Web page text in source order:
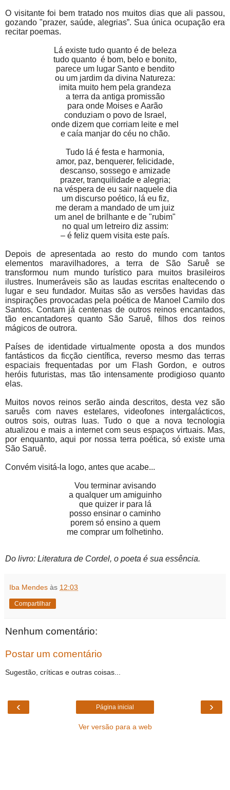
O visitante foi bem tratado nos muitos dias que ali passou,
gozando "prazer, saúde, alegrias”. Sua única ocupação era
recitar poemas.
Lá existe tudo quanto é de beleza
tudo quanto é bom, belo e bonito,
parece um lugar Santo e bendito
ou um jardim da divina Natureza:
imita muito hem pela grandeza
a terra da antiga promissão
para onde Moises e Aarão
conduziam o povo de Israel,
onde dizem que corriam leite e mel
e caía manjar do céu no chão.
Tudo lá é festa e harmonia,
amor, paz, benquerer, felicidade,
descanso, sossego e amizade
prazer, tranquilidade e alegria;
na véspera de eu sair naquele dia
um discurso poético, lá eu fiz,
me deram a mandado de um juiz
um anel de brilhante e de "rubim"
no qual um letreiro diz assim:
– é feliz quem visita este país.
Depois de apresentada ao resto do mundo com tantos
elementos maravilhadores, a terra de São Saruê se
transformou num mundo turístico para muitos brasileiros
ilustres. Inu­meráveis são as laudas escritas enaltecendo o
lugar e seu fun­dador. Muitas são as versões havidas das
inspirações provocadas pela poética de Manoel Camilo dos
Santos. Contam já centenas de outros reinos encantados,
tão encantadores quanto São Saruê, fi­lhos dos reinos
mágicos de outrora.
Países de identidade virtu­almente oposta a dos mundos
fantásticos da ficção científica, reverso mesmo das terras
espaciais frequentadas por um Flash Gordon, e outros
heróis futuristas, mas tão intensamente prodigioso quanto
elas.
Muitos novos reinos serão ainda descritos, desta vez são
saruês com nav­es estelares, videofones intergalácticos,
outros sois, outras luas. Tudo o que a nova tecnologia
atualizou e mais a internet com seus espaços virtuais. Mas,
por enquanto, aqui por nossa terra poética, só existe uma
São Saruê.
Convém visitá-la logo, antes que acabe...
Vou terminar avisando
a qualquer um amiguinho
que quizer ir para lá
posso ensinar o caminho
porem só ensino a quem
me comprar um folhetinho.
Do livro: Literatura de Cordel, o poeta é sua essência.
Iba Mendes às 12:03
Compartilhar
Nenhum comentário:
Postar um comentário
Sugestão, críticas e outras coisas...
‹ ›
Página inicial
Ver versão para a web